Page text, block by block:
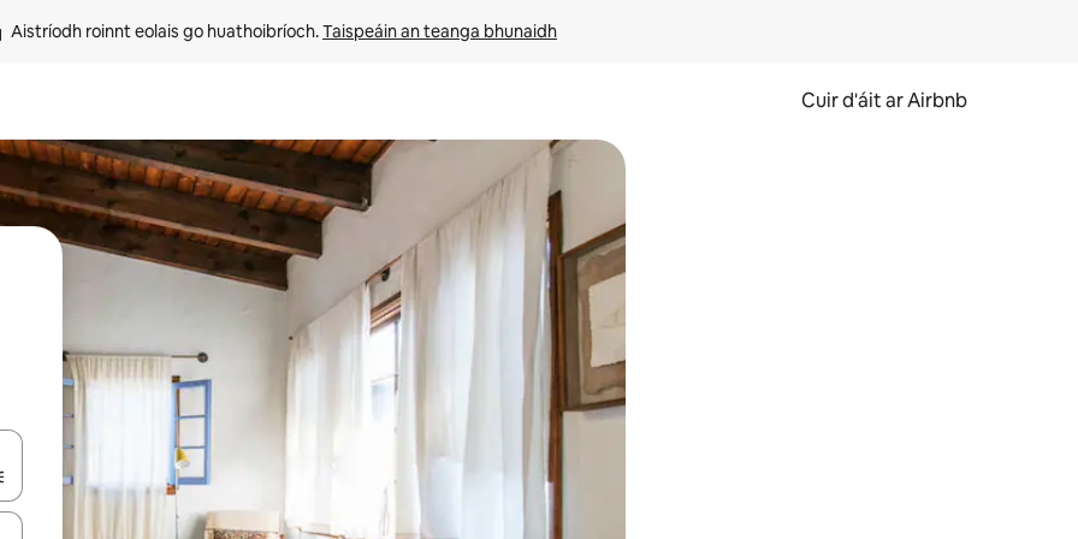
Aistríodh roinnt eolais go huathoibríoch. Taispeáin an teanga bhunaidh
Cuir d'áit ar Airbnb
suas agus síos nó déan iniúchadh trí thadhall nó svaidhpeáil.